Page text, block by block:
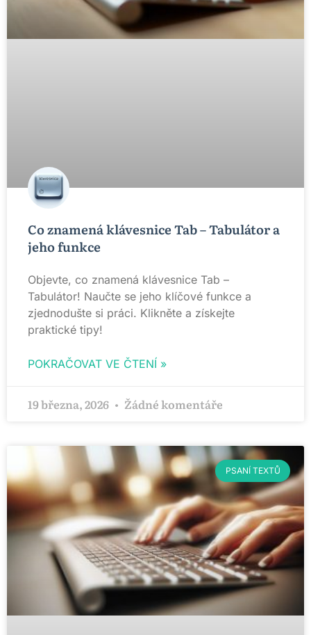
Co znamená klávesnice Tab – Tabulátor a
jeho funkce
Objevte, co znamená klávesnice Tab –
Tabulátor! Naučte se jeho klíčové funkce a
zjednodušte si práci. Klikněte a získejte
praktické tipy!
POKRAČOVAT VE ČTENÍ »
19 března, 2026 Žádné komentáře
PSANÍ TEXTŮ